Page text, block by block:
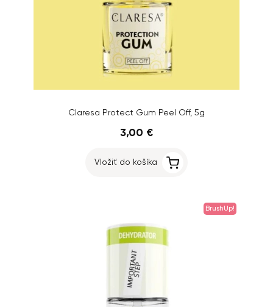
Claresa Protect Gum Peel Off, 5g
3,00 €
Vložiť do košíka
BrushUp!